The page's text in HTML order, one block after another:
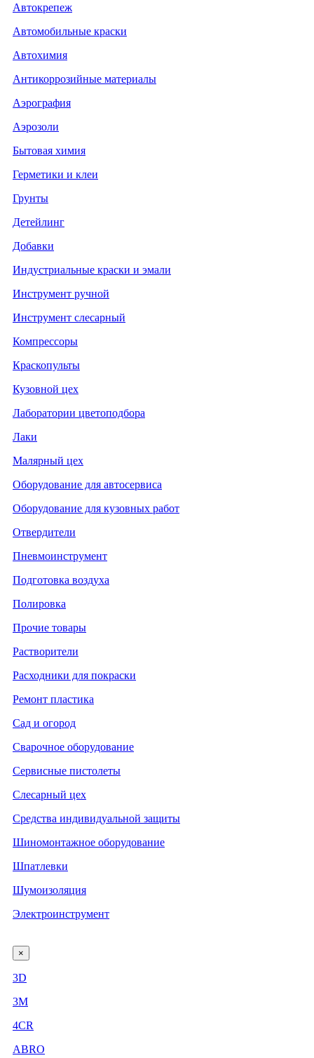
Автокрепеж
Автомобильные краски
Автохимия
Антикоррозийные материалы
Аэрография
Аэрозоли
Бытовая химия
Герметики и клеи
Грунты
Детейлинг
Добавки
Индустриальные краски и эмали
Инструмент ручной
Инструмент слесарный
Компрессоры
Краскопульты
Кузовной цех
Лаборатории цветоподбора
Лаки
Малярный цех
Оборудование для автосервиса
Оборудование для кузовных работ
Отвердители
Пневмоинструмент
Подготовка воздуха
Полировка
Прочие товары
Растворители
Расходники для покраски
Ремонт пластика
Сад и огород
Сварочное оборудование
Сервисные пистолеты
Слесарный цех
Средства индивидуальной защиты
Шиномонтажное оборудование
Шпатлевки
Шумоизоляция
Электроинструмент
×
3D
3М
4CR
ABRO